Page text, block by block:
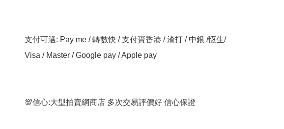
支付可選: Pay me / 轉數快 / 支付寶香港 / 渣打 / 中銀 /恆生/
Visa / Master / Google pay / Apple pay
💯信心:大型拍賣網商店 多次交易評價好 信心保證